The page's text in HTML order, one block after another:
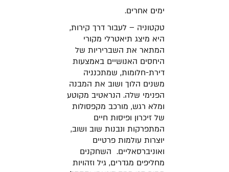
ימים אחרים.
טקטוניה – לעבור דרך קירות,
היא מיצג תיאטרלי מקורי
המתאר את השבריריות של
היחסים האנושיים באמצעות
דירת-חלומות, שמתכנניה
משנים הלוך ושוב את המבנה
הפנימי שלה. הנראטיב מקוטע
ומלא רגש, מורכב מקפסולות
של זיכרון ופיסות חיים
המתפרקות ונבנות שוב ושוב,
יוצרות עולמות פרטיים
ואוניברסאליים. השחקנים
מחליפים מגדרים, גיל וזהויות